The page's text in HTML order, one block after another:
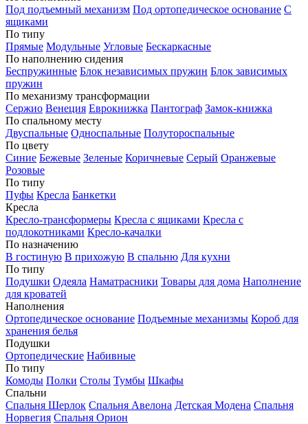
Под подъемный механизм Под ортопедическое основание С
ящиками
По типу
Прямые Модульные Угловые Бескаркасные
По наполнению сидения
Беспружинные Блок независимых пружин Блок зависимых
пружин
По механизму трансформации
Сержио Венеция Еврокнижка Пантограф Замок-книжка
По спальному месту
Двуспальные Односпальные Полутороспальные
По цвету
Синие Бежевые Зеленые Коричневые Серый Оранжевые
Розовые
По типу
Пуфы Кресла Банкетки
Кресла
Кресло-трансформеры Кресла с ящиками Кресла с
подлокотниками Кресло-качалки
По назначению
В гостиную В прихожую В спальню Для кухни
По типу
Подушки Одеяла Наматрасники Товары для дома Наполнение
для кроватей
Наполнения
Ортопедическое основание Подъемные механизмы Короб для
хранения белья
Подушки
Ортопедические Набивные
По типу
Комоды Полки Столы Тумбы Шкафы
Спальни
Спальня Шерлок Спальня Авелона Детская Модена Спальня
Норвегия Спальня Орион